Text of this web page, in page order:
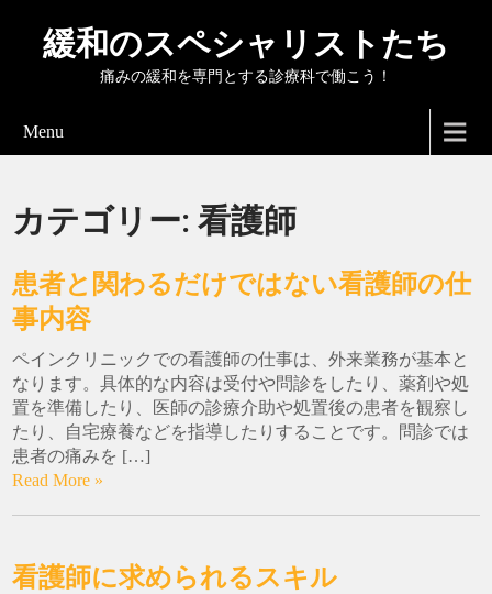
緩和のスペシャリストたち
痛みの緩和を専門とする診療科で働こう！
Menu
カテゴリー:看護師
患者と関わるだけではない看護師の仕
事内容
ペインクリニックでの看護師の仕事は、外来業務が基本と
なります。具体的な内容は受付や問診をしたり、薬剤や処
置を準備したり、医師の診療介助や処置後の患者を観察し
たり、自宅療養などを指導したりすることです。問診では
患者の痛みを […]
Read More »
看護師に求められるスキル